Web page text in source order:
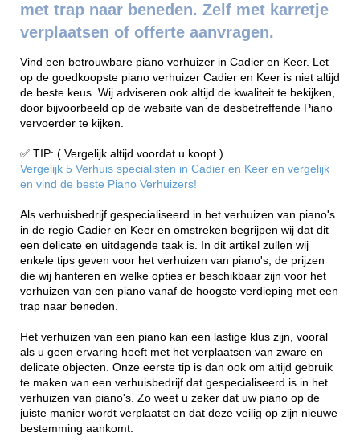
met trap naar beneden. Zelf met karretje
verplaatsen of offerte aanvragen.
Vind een betrouwbare piano verhuizer in Cadier en Keer. Let
op de goedkoopste piano verhuizer Cadier en Keer is niet altijd
de beste keus. Wij adviseren ook altijd de kwaliteit te bekijken,
door bijvoorbeeld op de website van de desbetreffende Piano
vervoerder te kijken.
✅ TIP: ( Vergelijk altijd voordat u koopt )
Vergelijk 5 Verhuis specialisten in Cadier en Keer en vergelijk
en vind de beste Piano Verhuizers!
Als verhuisbedrijf gespecialiseerd in het verhuizen van piano's
in de regio Cadier en Keer en omstreken begrijpen wij dat dit
een delicate en uitdagende taak is. In dit artikel zullen wij
enkele tips geven voor het verhuizen van piano's, de prijzen
die wij hanteren en welke opties er beschikbaar zijn voor het
verhuizen van een piano vanaf de hoogste verdieping met een
trap naar beneden.
Het verhuizen van een piano kan een lastige klus zijn, vooral
als u geen ervaring heeft met het verplaatsen van zware en
delicate objecten. Onze eerste tip is dan ook om altijd gebruik
te maken van een verhuisbedrijf dat gespecialiseerd is in het
verhuizen van piano's. Zo weet u zeker dat uw piano op de
juiste manier wordt verplaatst en dat deze veilig op zijn nieuwe
bestemming aankomt.